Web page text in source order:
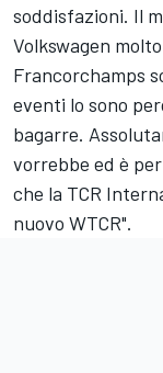
soddisfazioni. Il
Volkswagen
Francorchamps
eventi lo sono
bagarre.
vorrebbe ed è
che la TCR
nuovo WTCR".